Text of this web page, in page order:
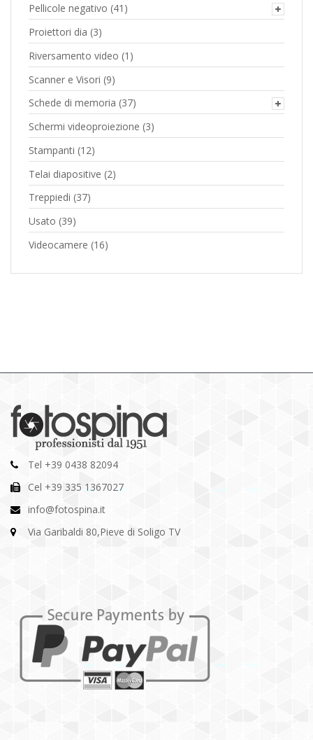
Pellicole negativo (41)
Proiettori dia (3)
Riversamento video (1)
Scanner e Visori (9)
Schede di memoria (37)
Schermi videoproiezione (3)
Stampanti (12)
Telai diapositive (2)
Treppiedi (37)
Usato (39)
Videocamere (16)
Tel +39 0438 82094
Cel +39 335 1367027
info@fotospina.it
Via Garibaldi 80,Pieve di Soligo TV